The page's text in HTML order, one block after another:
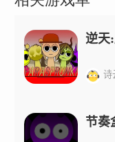
逆天
诗
节奏